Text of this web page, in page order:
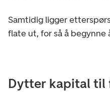
Samtidig ligger
flate ut, for så å
Dytter kapital til